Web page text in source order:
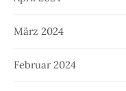
März 2024
Februar 2024